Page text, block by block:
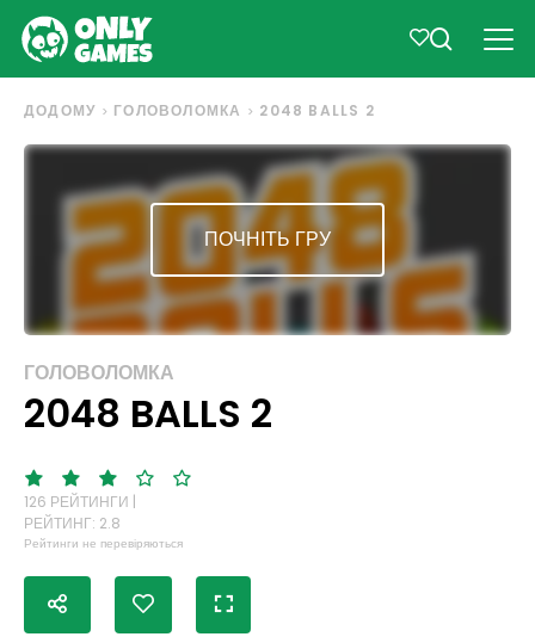
ДОДОМУ ГОЛОВОЛОМКА 2048 BALLS 2
ПОЧНІТЬ ГРУ
ГОЛОВОЛОМКА
2048 BALLS 2
126 РЕЙТИНГИ |
РЕЙТИНГ: 2.8
Рейтинги не перевіряються